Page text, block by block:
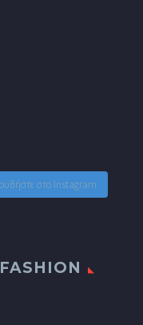
στο Instagram